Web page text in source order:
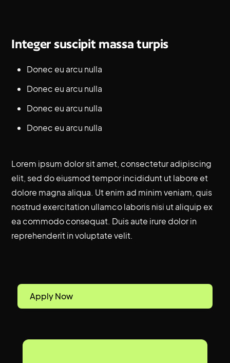
Integer suscipit massa turpis
Donec eu arcu nulla
Donec eu arcu nulla
Donec eu arcu nulla
Donec eu arcu nulla
Lorem ipsum dolor sit amet, consectetur adipiscing
elit, sed do eiusmod tempor incididunt ut labore et
dolore magna aliqua. Ut enim ad minim veniam, quis
nostrud exercitation ullamco laboris nisi ut aliquip ex
ea commodo consequat. Duis aute irure dolor in
reprehenderit in voluptate velit.
Apply Now